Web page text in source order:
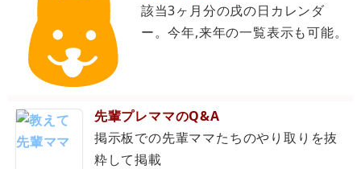
該当3ヶ月分の戌の日カレンダ
ー。今年,来年の一覧表示も可能。
先輩プレママのQ&A
掲示板での先輩ママたちのやり取りを抜
粋して掲載